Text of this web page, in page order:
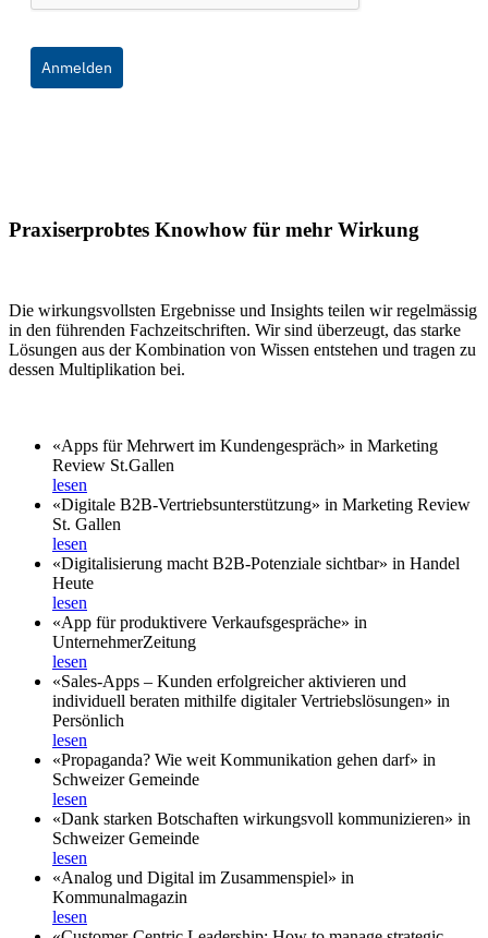
Anmelden
Praxiserprobtes Knowhow für mehr Wirkung
Die wirkungsvollsten Ergebnisse und Insights teilen wir regelmässig
in den führenden Fachzeitschriften. Wir sind überzeugt, das starke
Lösungen aus der Kombination von Wissen entstehen und tragen zu
dessen Multiplikation bei.
«Apps für Mehrwert im Kundengespräch» in Marketing
Review St.Gallen
lesen
«Digitale B2B-Vertriebsunterstützung» in Marketing Review
St. Gallen
lesen
«Digitalisierung macht B2B-Potenziale sichtbar» in Handel
Heute
lesen
«App für produktivere Verkaufsgespräche» in
UnternehmerZeitung
lesen
«Sales-Apps – Kunden erfolgreicher aktivieren und
individuell beraten mithilfe digitaler Vertriebslösungen» in
Persönlich
lesen
«Propaganda? Wie weit Kommunikation gehen darf» in
Schweizer Gemeinde
lesen
«Dank starken Botschaften wirkungsvoll kommunizieren» in
Schweizer Gemeinde
lesen
«Analog und Digital im Zusammenspiel» in
Kommunalmagazin
lesen